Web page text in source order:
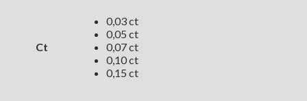
Ct
0,03 ct
0,05 ct
0,07 ct
0,10 ct
0,15 ct